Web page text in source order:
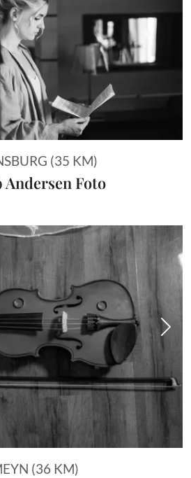
(35 KM)
Andersen Foto
(36 KM)